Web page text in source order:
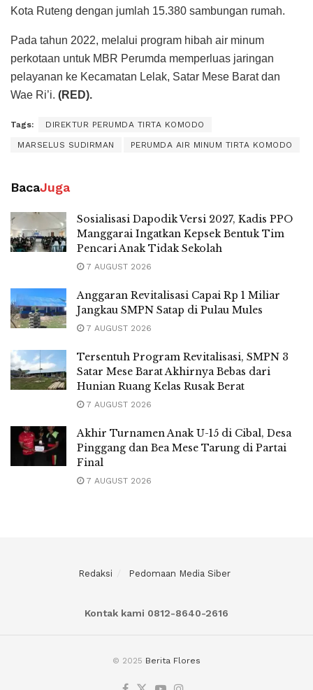
Tersentuh Program Revitalisasi, SMPN 3
Satar Mese Barat Akhirnya Bebas dari
Hunian Ruang Kelas Rusak Berat
Akhir Turnamen Anak U-15 di Cibal, Desa
Final
7 AUGUST 2026
Redaksi Pedomaan Media Siber